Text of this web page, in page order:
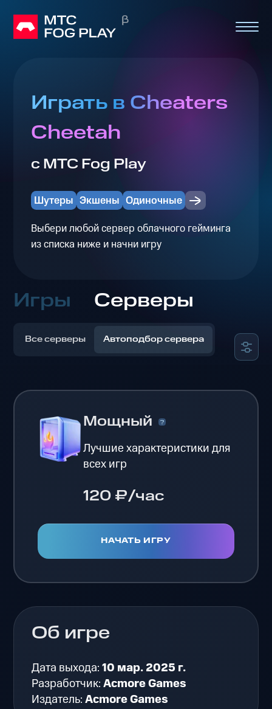
Играть в Cheaters
Cheetah
с МТС Fog Play
Шутеры Экшены Одиночные
Выбери любой сервер облачного гейминга
из списка ниже и начни игру
Игры Серверы
Все серверы Автоподбор сервера
Мощный
Лучшие характеристики для
всех игр
120 ₽/час
НАЧАТЬ ИГРУ
Об игре
Дата выхода:10 мар. 2025 г.
Разработчик:Acmore Games
Издатель:Acmore Games